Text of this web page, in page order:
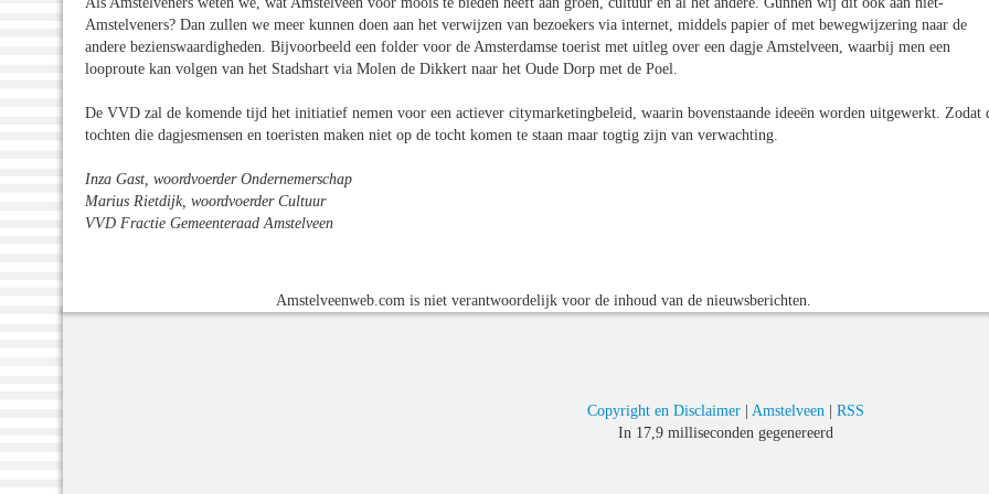
Amstelveners? Dan zullen we meer kunnen doen aan het verwijzen van bezoekers via internet, middels papier of met bewegwijzering naar de
andere bezienswaardigheden. Bijvoorbeeld een folder voor de Amsterdamse toerist met uitleg over een dagje Amstelveen, waarbij men een
looproute kan volgen van het Stadshart via Molen de Dikkert naar het Oude Dorp met de Poel.
De VVD zal de komende tijd het initiatief nemen voor een actiever citymarketingbeleid, waarin bovenstaande ideeën worden uitgewerkt. Zodat
tochten die dagjesmensen en toeristen maken niet op de tocht komen te staan maar togtig zijn van verwachting.
Inza Gast, woordvoerder Ondernemerschap
Marius Rietdijk, woordvoerder Cultuur
VVD Fractie Gemeenteraad Amstelveen
Amstelveenweb.com is niet verantwoordelijk voor de inhoud van de nieuwsberichten.
Copyright en Disclaimer| Amstelveen | RSS
In 17,9 milliseconden gegenereerd